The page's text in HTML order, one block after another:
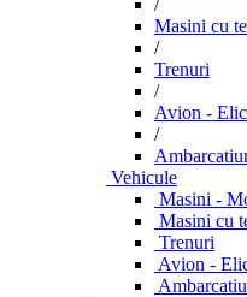
Masini cu
/
Trenuri
/
Avion -
/
Vehicule
Masini -
Masini cu
Trenuri
Avion -